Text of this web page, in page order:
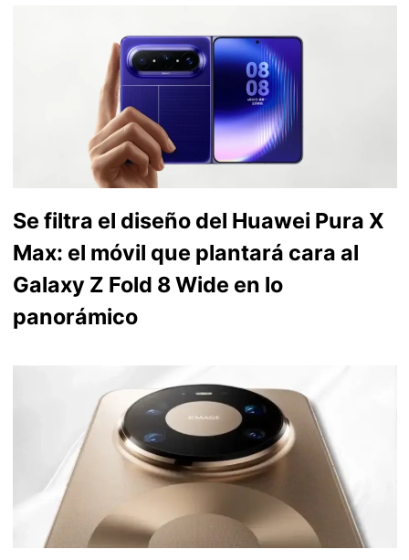
Se filtra el diseño del Huawei Pura X
Max: el móvil que plantará cara al
Galaxy Z Fold 8 Wide en lo
panorámico